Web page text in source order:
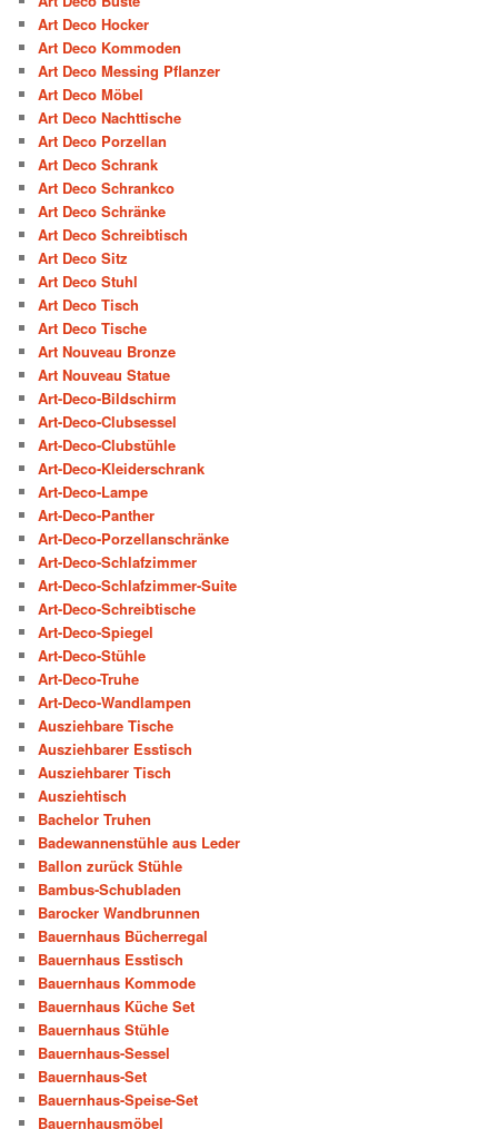
Art Deco Hocker
Art Deco Kommoden
Art Deco Messing Pflanzer
Art Deco Möbel
Art Deco Nachttische
Art Deco Porzellan
Art Deco Schrank
Art Deco Schrankco
Art Deco Schränke
Art Deco Schreibtisch
Art Deco Sitz
Art Deco Stuhl
Art Deco Tisch
Art Deco Tische
Art Nouveau Bronze
Art Nouveau Statue
Art-Deco-Bildschirm
Art-Deco-Clubsessel
Art-Deco-Clubstühle
Art-Deco-Kleiderschrank
Art-Deco-Lampe
Art-Deco-Panther
Art-Deco-Porzellanschränke
Art-Deco-Schlafzimmer
Art-Deco-Schlafzimmer-Suite
Art-Deco-Schreibtische
Art-Deco-Spiegel
Art-Deco-Stühle
Art-Deco-Truhe
Art-Deco-Wandlampen
Ausziehbare Tische
Ausziehbarer Esstisch
Ausziehbarer Tisch
Ausziehtisch
Bachelor Truhen
Badewannenstühle aus Leder
Ballon zurück Stühle
Bambus-Schubladen
Barocker Wandbrunnen
Bauernhaus Bücherregal
Bauernhaus Esstisch
Bauernhaus Kommode
Bauernhaus Küche Set
Bauernhaus Stühle
Bauernhaus-Sessel
Bauernhaus-Set
Bauernhaus-Speise-Set
Bauernhausmöbel